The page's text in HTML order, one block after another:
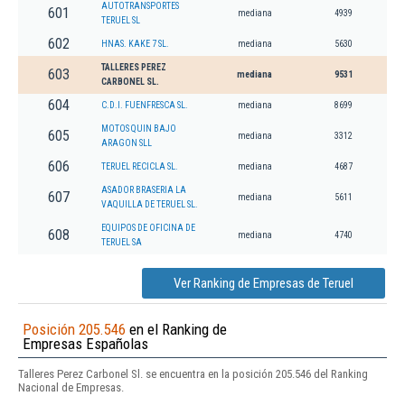
601
AUTOTRANSPORTES
TERUEL SL
mediana 4939
602 HNAS. KAKE 7 SL. mediana 5630
603
TALLERES PEREZ
CARBONEL SL.
mediana 9531
604 C.D.I. FUENFRESCA SL. mediana 8699
605
MOTOS QUIN BAJO
ARAGON SLL
mediana 3312
606 TERUEL RECICLA SL. mediana 4687
607
ASADOR BRASERIA LA
VAQUILLA DE TERUEL SL.
mediana 5611
608
EQUIPOS DE OFICINA DE
TERUEL SA
mediana 4740
Ver Ranking de Empresas de Teruel
Posición 205.546 en el Ranking de
Empresas Españolas
Talleres Perez Carbonel Sl. se encuentra en la posición 205.546 del Ranking
Nacional de Empresas.